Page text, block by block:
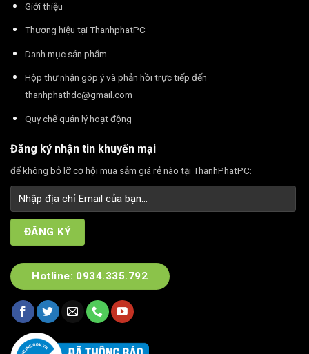
Giới thiệu
Thương hiệu tại ThanhphatPC
Danh mục sản phẩm
Hộp thư nhận góp ý và phản hồi trực tiếp đến
thanhphathdc@gmail.com
Quy chế quản lý hoạt động
Đăng ký nhận tin khuyến mại
để không bỏ lỡ cơ hội mua sắm giá rẻ nào tại ThanhPhatPC:
Hotline: 0934.335.792